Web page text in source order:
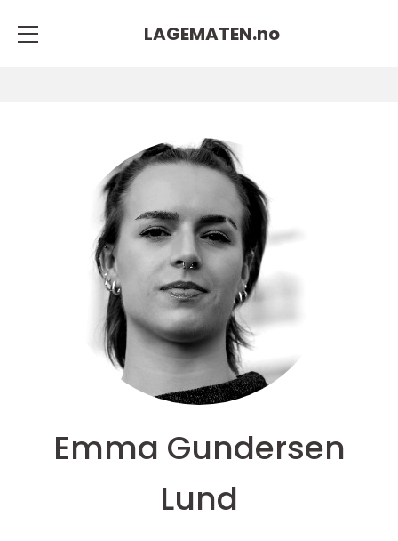
LAGEMATEN.no
Emma Gundersen
Lund